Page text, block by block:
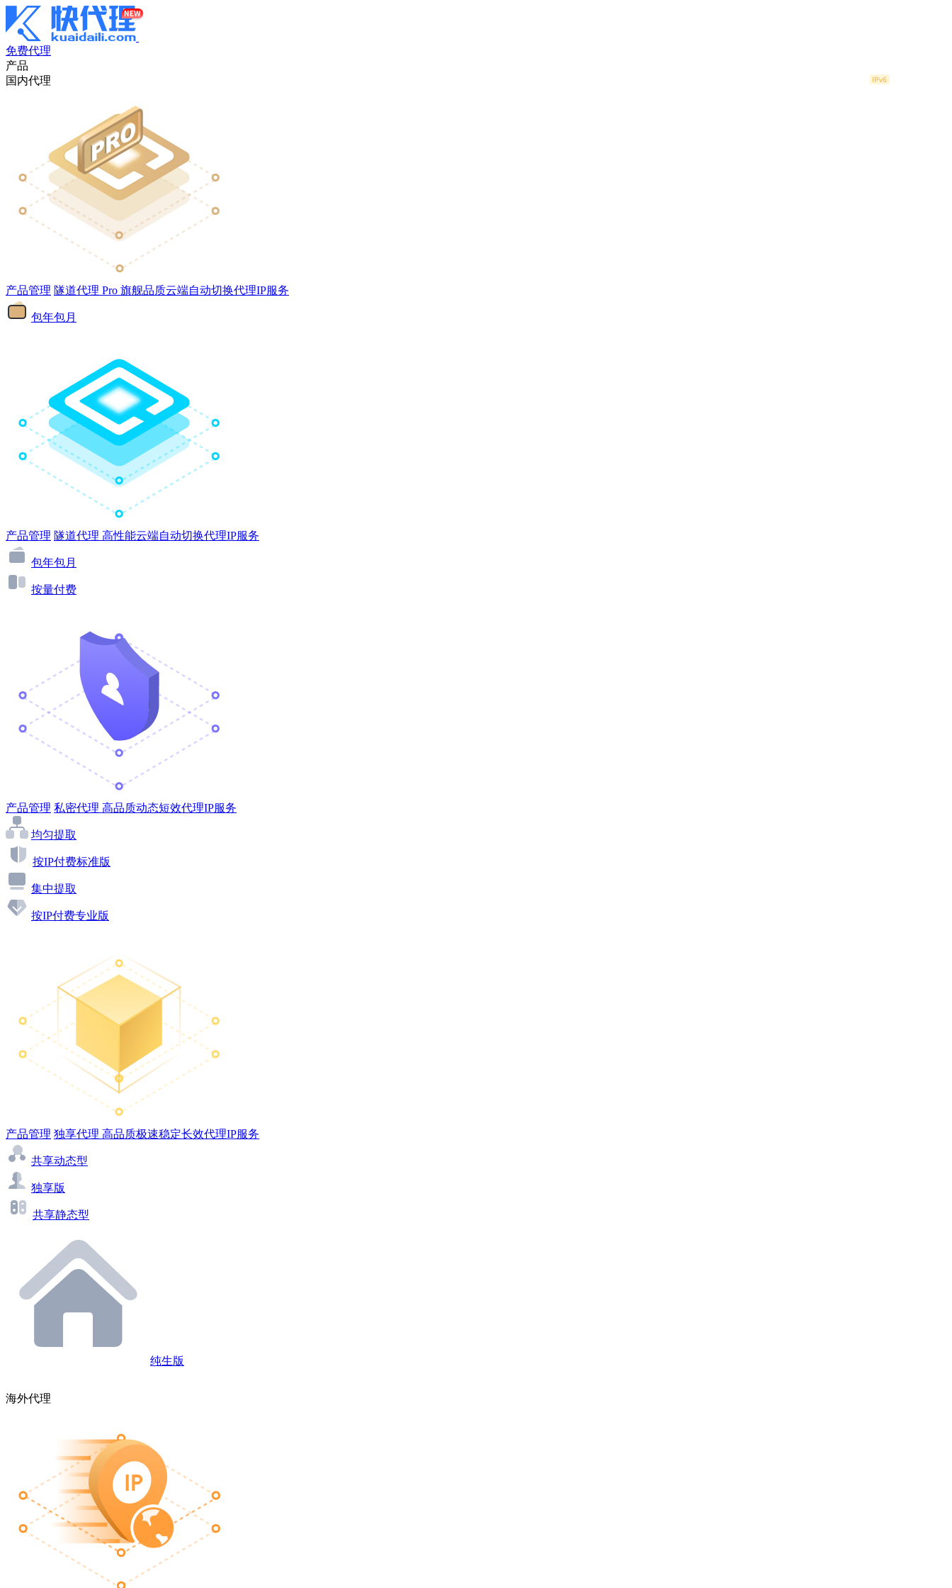
免费代理
产品
国内代理
产品管理 隧道代理 Pro 旗舰品质云端自动切换代理IP服务
包年包月
产品管理 隧道代理 高性能云端自动切换代理IP服务
包年包月
按量付费
产品管理 私密代理 高品质动态短效代理IP服务
均匀提取
按IP付费标准版
集中提取
按IP付费专业版
产品管理 独享代理 高品质极速稳定长效代理IP服务
共享动态型
独享版
共享静态型
纯生版
海外代理